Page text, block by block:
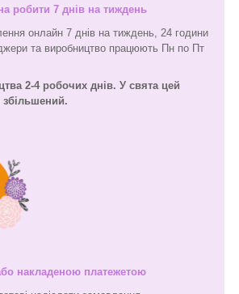
робити 7 днів на тиждень
онлайн 7 днів на тиждень, 24 години
та виробництво працюють Пн по Пт
2-4 робочих днів. У свята цей
накладеною платежетою